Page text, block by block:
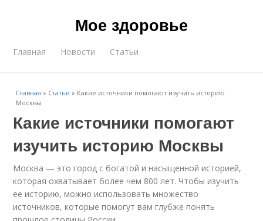
Мое здоровье
Главная Новости Статьи
Главная » Статьи » Какие источники помогают изучить историю
Москвы
Какие источники помогают
изучить историю Москвы
Москва — это город с богатой и насыщенной историей,
которая охватывает более чем 800 лет. Чтобы изучить
ее историю, можно использовать множество
источников, которые помогут вам глубже понять